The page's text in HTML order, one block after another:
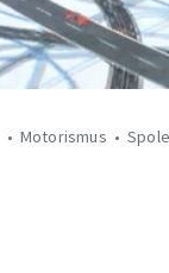
Motorismus